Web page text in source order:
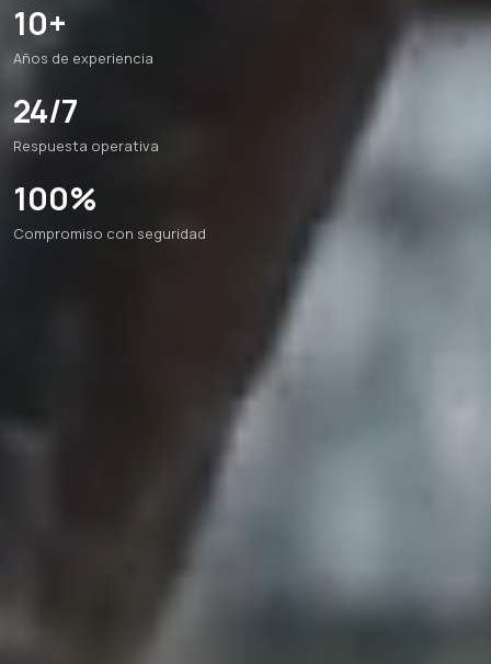
10+
Años de experiencia
24/7
Respuesta operativa
100%
Compromiso con seguridad